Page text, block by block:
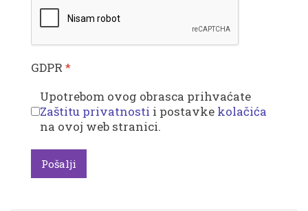
GDPR*
Upotrebom ovog obrasca prihvaćate
Zaštitu privatnosti i postavke kolačića
na ovoj web stranici.
Pošalji